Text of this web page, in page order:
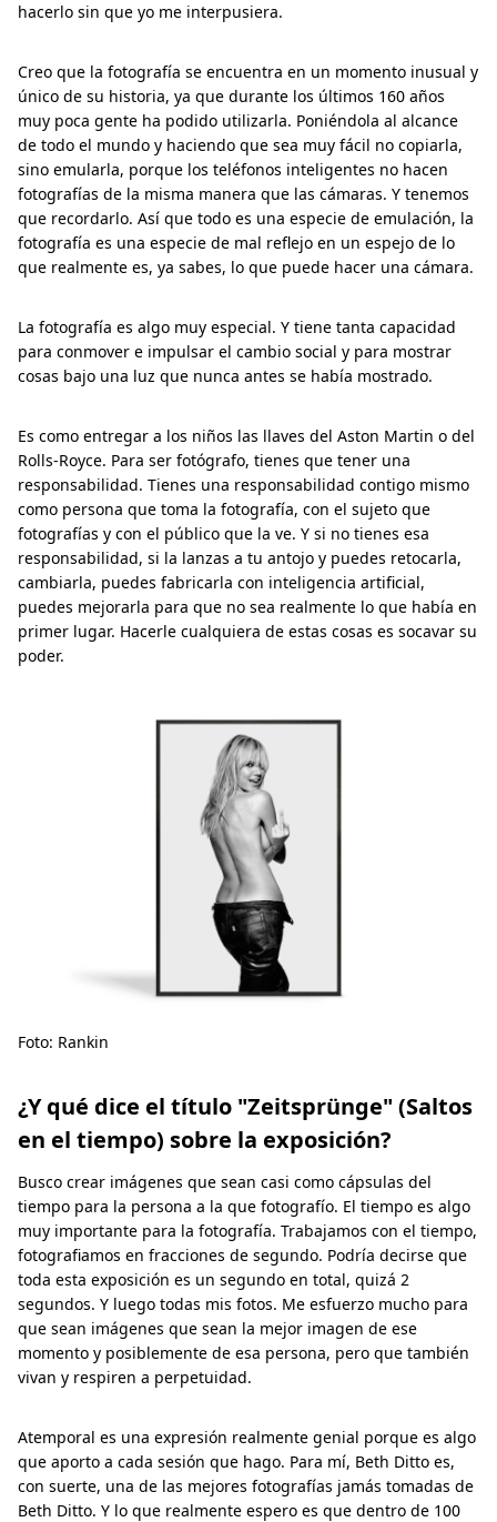
hacerlo sin que yo me interpusiera.
Creo que la fotografía se encuentra en un momento inusual y
único de su historia, ya que durante los últimos 160 años
muy poca gente ha podido utilizarla. Poniéndola al alcance
de todo el mundo y haciendo que sea muy fácil no copiarla,
sino emularla, porque los teléfonos inteligentes no hacen
fotografías de la misma manera que las cámaras. Y tenemos
que recordarlo. Así que todo es una especie de emulación, la
fotografía es una especie de mal reflejo en un espejo de lo
que realmente es, ya sabes, lo que puede hacer una cámara.
La fotografía es algo muy especial. Y tiene tanta capacidad
para conmover e impulsar el cambio social y para mostrar
cosas bajo una luz que nunca antes se había mostrado.
Es como entregar a los niños las llaves del Aston Martin o del
Rolls-Royce. Para ser fotógrafo, tienes que tener una
responsabilidad. Tienes una responsabilidad contigo mismo
como persona que toma la fotografía, con el sujeto que
fotografías y con el público que la ve. Y si no tienes esa
responsabilidad, si la lanzas a tu antojo y puedes retocarla,
cambiarla, puedes fabricarla con inteligencia artificial,
puedes mejorarla para que no sea realmente lo que había en
primer lugar. Hacerle cualquiera de estas cosas es socavar su
poder.
Foto: Rankin
¿Y qué dice el título "Zeitsprünge" (Saltos
en el tiempo) sobre la exposición?
Busco crear imágenes que sean casi como cápsulas del
tiempo para la persona a la que fotografío. El tiempo es algo
muy importante para la fotografía. Trabajamos con el tiempo,
fotografiamos en fracciones de segundo. Podría decirse que
toda esta exposición es un segundo en total, quizá 2
segundos. Y luego todas mis fotos. Me esfuerzo mucho para
que sean imágenes que sean la mejor imagen de ese
momento y posiblemente de esa persona, pero que también
vivan y respiren a perpetuidad.
Atemporal es una expresión realmente genial porque es algo
que aporto a cada sesión que hago. Para mí, Beth Ditto es,
con suerte, una de las mejores fotografías jamás tomadas de
Beth Ditto. Y lo que realmente espero es que dentro de 100